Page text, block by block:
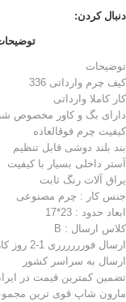
دنبال کردن:
توضیحات
کیف چرم وارداتی 336
کار کاملا وارداتی
دارای بگ و کاور مخصوص
کیفیت چرم فوقالعاده
بند بلند دوشی قابل تنظیم
آستر داخلی بسیار با کیفیت
یراق آلات رنگ ثابت
جنس کار : چرم مصنوعی
ابعاد حدود : 23*17
کلاس ارسال : B
ارسال فورررررری 1-2 روز کاری پس از ثبت سفارش
ارسال به سراسر کشور
تضمین کمترین قیمت در
مارون شاپ قوی ترین